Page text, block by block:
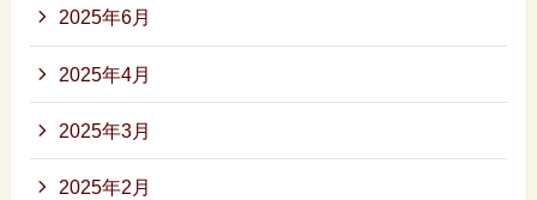
2025年6月
2025年4月
2025年3月
2025年2月